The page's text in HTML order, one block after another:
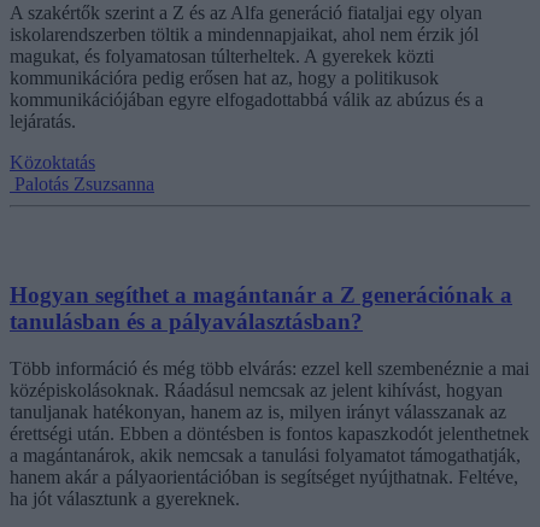
A szakértők szerint a Z és az Alfa generáció fiataljai egy olyan
iskolarendszerben töltik a mindennapjaikat, ahol nem érzik jól
magukat, és folyamatosan túlterheltek. A gyerekek közti
kommunikációra pedig erősen hat az, hogy a politikusok
kommunikációjában egyre elfogadottabbá válik az abúzus és a
lejáratás.
Közoktatás
Palotás Zsuzsanna
Hogyan segíthet a magántanár a Z generációnak a
tanulásban és a pályaválasztásban?
Több információ és még több elvárás: ezzel kell szembenéznie a mai
középiskolásoknak. Ráadásul nemcsak az jelent kihívást, hogyan
tanuljanak hatékonyan, hanem az is, milyen irányt válasszanak az
érettségi után. Ebben a döntésben is fontos kapaszkodót jelenthetnek
a magántanárok, akik nemcsak a tanulási folyamatot támogathatják,
hanem akár a pályaorientációban is segítséget nyújthatnak. Feltéve,
ha jót választunk a gyereknek.